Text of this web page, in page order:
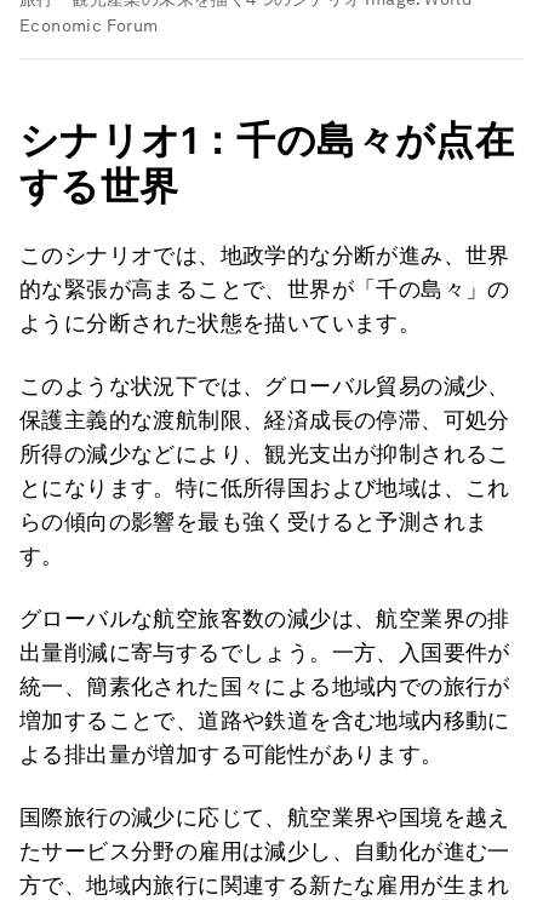
Economic Forum
シナリオ1 ：千の島々が点在
する世界
このシナリオでは、地政学的な分断が進み、世界
的な緊張が高まることで、世界が「千の島々」の
ように分断された状態を描いています。
このような状況下では、グローバル貿易の減少、
保護主義的な渡航制限、経済成長の停滞、可処分
所得の減少などにより、観光支出が抑制されるこ
とになります。特に低所得国および地域は、これ
らの傾向の影響を最も強く受けると予測されま
す。
グローバルな航空旅客数の減少は、航空業界の排
出量削減に寄与するでしょう。一方、入国要件が
統一、簡素化された国々による地域内での旅行が
増加することで、道路や鉄道を含む地域内移動に
よる排出量が増加する可能性があります。
国際旅行の減少に応じて、航空業界や国境を越え
たサービス分野の雇用は減少し、自動化が進む一
方で、地域内旅行に関連する新たな雇用が生まれ